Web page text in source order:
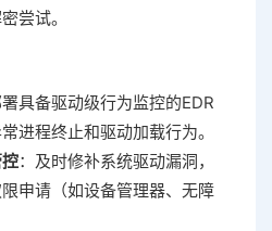
尝试‌。
具备驱动级行为监控的EDR
进程终止和驱动加载行为‌。
‌：及时修补系统驱动漏洞，
申请（如设备管理器、无障